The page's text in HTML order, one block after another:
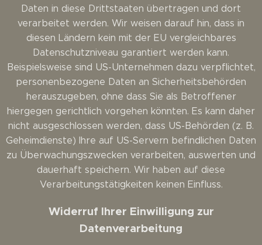
Daten in diese Drittstaaten übertragen und dort
verarbeitet werden. Wir weisen darauf hin, dass in
diesen Ländern kein mit der EU vergleichbares
Datenschutzniveau garantiert werden kann.
Beispielsweise sind US-Unternehmen dazu verpflichtet,
personenbezogene Daten an Sicherheitsbehörden
herauszugeben, ohne dass Sie als Betroffener
hiergegen gerichtlich vorgehen könnten. Es kann daher
nicht ausgeschlossen werden, dass US-Behörden (z. B.
Geheimdienste) Ihre auf US-Servern befindlichen Daten
zu Überwachungszwecken verarbeiten, auswerten und
dauerhaft speichern. Wir haben auf diese
Verarbeitungstätigkeiten keinen Einfluss.
Widerruf Ihrer Einwilligung zur
Datenverarbeitung